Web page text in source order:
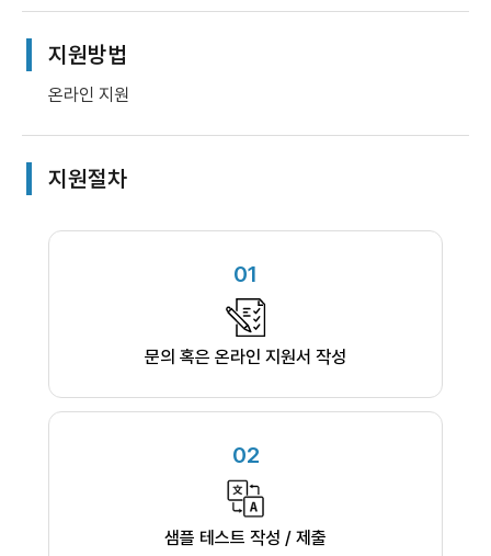
지원방법
온라인 지원
지원절차
01
문의 혹은 온라인 지원서 작성
02
샘플 테스트 작성 / 제출